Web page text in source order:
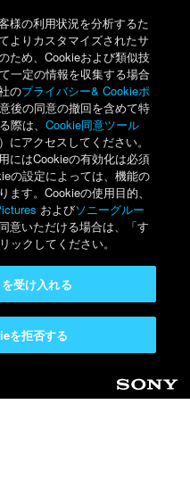
様の利用状況を分析するた
よりカスタマイズされたサ
ため、Cookieおよび類似技
一定の情報を収集する場合
のプライバシー& Cookieポ
後の同意の撤回を含めて特
際は、Cookie同意ツール
にアクセスしてください。
にはCookieの有効化は必須
の設定によっては、機能の
す。Cookieの使用目的、
およびソニーグルー
意いただける場合は、「す
ックしてください。
を拒否する
受け入れる
Sony